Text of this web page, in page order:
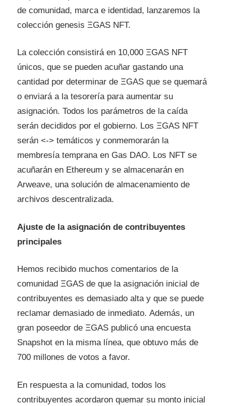
de comunidad, marca e identidad, lanzaremos la
colección genesis ΞGAS NFT.
La colección consistirá en 10,000 ΞGAS NFT
únicos, que se pueden acuñar gastando una
cantidad por determinar de ΞGAS que se quemará
o enviará a la tesorería para aumentar su
asignación. Todos los parámetros de la caída
serán decididos por el gobierno. Los ΞGAS NFT
serán <-> temáticos y conmemorarán la
membresía temprana en Gas DAO. Los NFT se
acuñarán en Ethereum y se almacenarán en
Arweave, una solución de almacenamiento de
archivos descentralizada.
Ajuste de la asignación de contribuyentes
principales
Hemos recibido muchos comentarios de la
comunidad ΞGAS de que la asignación inicial de
contribuyentes es demasiado alta y que se puede
reclamar demasiado de inmediato. Además, un
gran poseedor de ΞGAS publicó una encuesta
Snapshot en la misma línea, que obtuvo más de
700 millones de votos a favor.
En respuesta a la comunidad, todos los
contribuyentes acordaron quemar su monto inicial